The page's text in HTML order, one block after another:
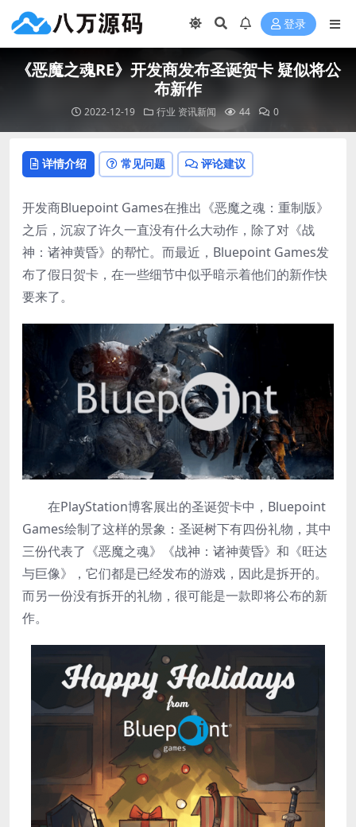
登录
《恶魔之魂RE》开发商发布圣诞贺卡 疑似将公
布新作
2022-12-19 行业 资讯新闻 44 0
详情介绍 常见问题 评论建议
开发商Bluepoint Games在推出《恶魔之魂：重制版》
之后，沉寂了许久一直没有什么大动作，除了对《战
神：诸神黄昏》的帮忙。而最近，Bluepoint Games发
布了假日贺卡，在一些细节中似乎暗示着他们的新作快
要来了。
在PlayStation博客展出的圣诞贺卡中，Bluepoint
Games绘制了这样的景象：圣诞树下有四份礼物，其中
三份代表了《恶魔之魂》《战神：诸神黄昏》和《旺达
与巨像》，它们都是已经发布的游戏，因此是拆开的。
而另一份没有拆开的礼物，很可能是一款即将公布的新
作。